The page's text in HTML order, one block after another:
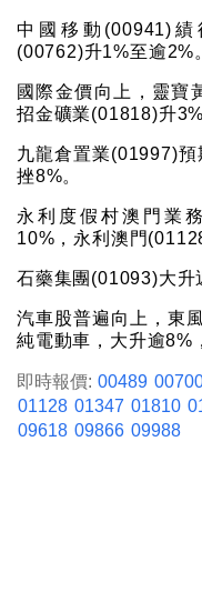
中國移動(00941)
(00762)升1%至逾2%
國際金價向上，靈寶
招金礦業(01818)升3%
九龍倉置業(01997)
挫8%。
永利度假村澳門業
10%，永利澳門
石藥集團(01093)大升
汽車股普遍向上，東
純電動車，大升逾8%
即時報價: 00489
01128 01347 01810
09618 09866 09988